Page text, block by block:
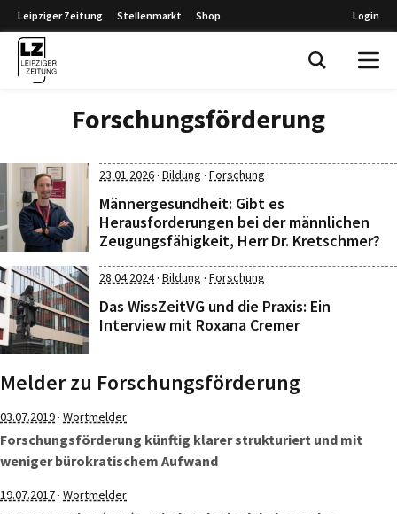
Leipziger Zeitung Stellenmarkt Shop Login
Forschungsförderung
23.01.2026· Bildung · Forschung
Männergesundheit: Gibt es
Herausforderungen bei der männlichen
Zeugungsfähigkeit, Herr Dr. Kretschmer?
28.04.2024· Bildung · Forschung
Das WissZeitVG und die Praxis: Ein
Interview mit Roxana Cremer
Melder zu Forschungsförderung
03.07.2019· Wortmelder
Forschungsförderung künftig klarer strukturiert und mit
weniger bürokratischem Aufwand
19.07.2017· Wortmelder